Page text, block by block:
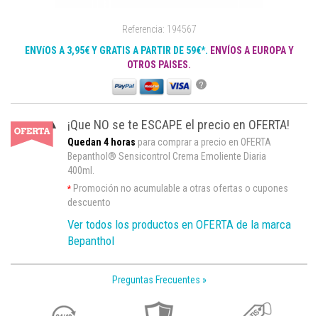
Referencia: 194567
ENVíOS A 3,95€ Y GRATIS A PARTIR DE 59€*. ENVÍOS A EUROPA Y
OTROS PAISES.
?
¡Que NO se te ESCAPE el precio en OFERTA!
Quedan 4 horas para comprar a precio en OFERTA
Bepanthol® Sensicontrol Crema Emoliente Diaria
400ml.
* Promoción no acumulable a otras ofertas o cupones
descuento
Ver todos los productos en OFERTA de la marca
Bepanthol
Preguntas Frecuentes »